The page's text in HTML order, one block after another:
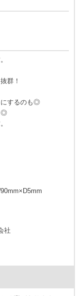
群！
にするのも◎
◎
社